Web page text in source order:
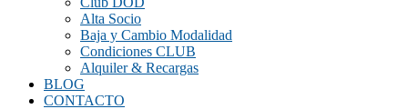
Alta Socio
Baja y Cambio Modalidad
Condiciones CLUB
Alquiler & Recargas
BLOG
CONTACTO